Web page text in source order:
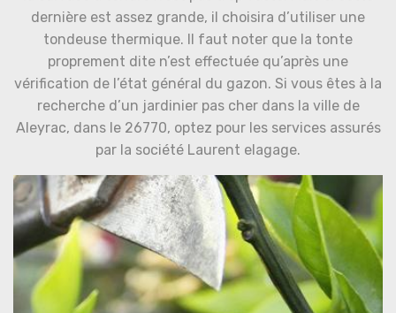
dernière est assez grande, il choisira d’utiliser une
tondeuse thermique. Il faut noter que la tonte
proprement dite n’est effectuée qu’après une
vérification de l’état général du gazon. Si vous êtes à la
recherche d’un jardinier pas cher dans la ville de
Aleyrac, dans le 26770, optez pour les services assurés
par la société Laurent elagage.